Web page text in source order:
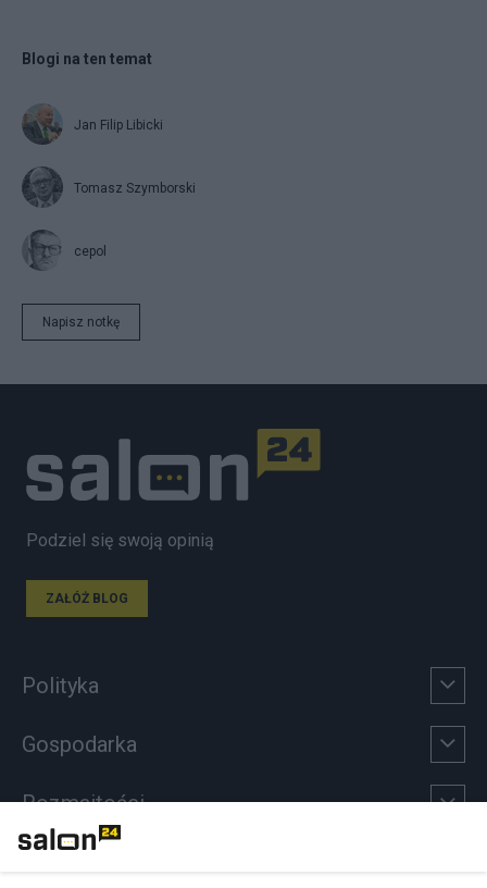
Blogi na ten temat
Jan Filip Libicki
Tomasz Szymborski
cepol
Napisz notkę
Podziel się swoją opinią
ZAŁÓŻ BLOG
Polityka
Gospodarka
Rozmaitości